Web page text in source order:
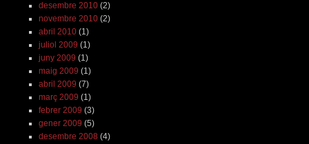
desembre 2010(2)
novembre 2010(2)
abril 2010(1)
juliol 2009 (1)
juny 2009 (1)
maig 2009 (1)
abril 2009 (7)
març 2009 (1)
febrer 2009 (3)
gener 2009 (5)
desembre 2008 (4)